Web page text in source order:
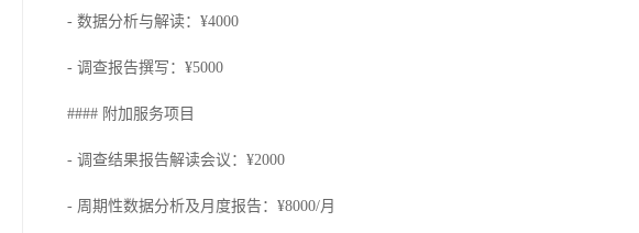
- 数据分析与解读：¥4000
- 调查报告撰写：¥5000
#### 附加服务项目
- 调查结果报告解读会议：¥2000
- 周期性数据分析及月度报告：¥8000/月